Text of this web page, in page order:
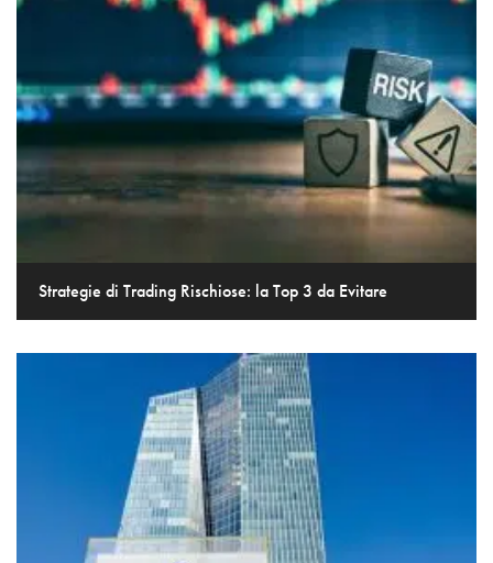
Strategie di Trading Rischiose: la Top 3 da Evitare